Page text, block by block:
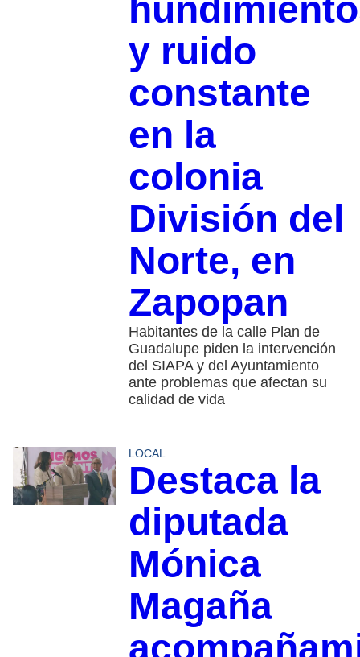
y ruido
constante
en la
colonia
División del
Norte, en
Zapopan
Habitantes de la calle Plan de
Guadalupe piden la intervención
del SIAPA y del Ayuntamiento
ante problemas que afectan su
calidad de vida
LOCAL
Destaca la
diputada
Mónica
Magaña